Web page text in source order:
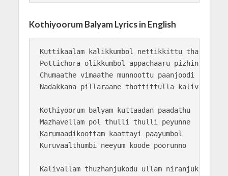
Kothiyoorum Balyam Lyrics in English
Kuttikaalam kalikkumbol nettikkittu
Pottichora olikkumbol appachaaru pizhinjittu
Chumaathe vimaathe munnoottu paanjoodi
Nadakkana pillaraane thottittulla kalivenda
Kothiyoorum balyam kuttaadan paadathu
Mazhavellam pol thulli thulli peyunne
Karumaadikoottam kaattayi paayumbol
Kuruvaalthumbi neeyum koode poorunno
Kalivallam thuzhanjukodu ullam niranjukodu